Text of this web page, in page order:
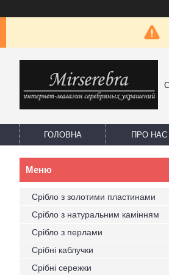
ГОЛОВНА ПРО НАС
Срібло з золотими пластинами
Срібло з натуральним камінням
Срібло з перлами
Срібні каблучки
Срібні сережки